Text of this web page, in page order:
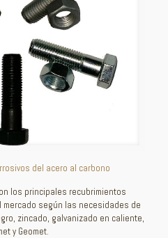
del acero al carbono
los principales recubrimientos
según las necesidades de
zincado, galvanizado en caliente,
y Geomet.